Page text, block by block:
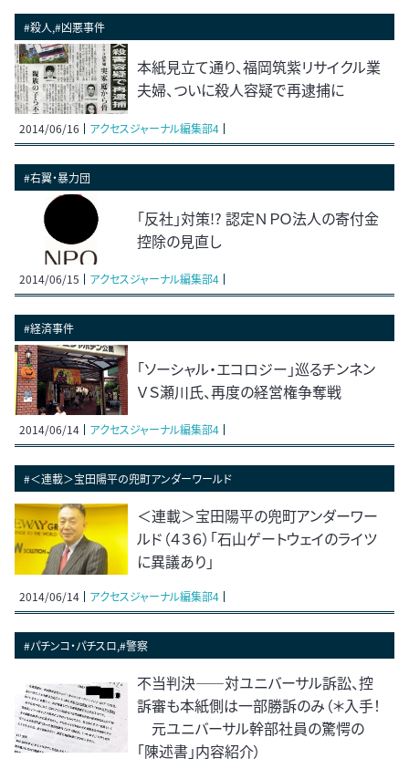
#殺人,#凶悪事件
本紙見立て通り、福岡筑紫リサイクル業
夫婦、ついに殺人容疑で再逮捕に
2014/06/16 アクセスジャーナル編集部4
#右翼・暴力団
「反社」対策!? 認定ＮＰＯ法人の寄付金
控除の見直し
2014/06/15 アクセスジャーナル編集部4
#経済事件
「ソーシャル・エコロジー」巡るチンネン
ＶＳ瀬川氏、再度の経営権争奪戦
2014/06/14 アクセスジャーナル編集部4
#＜連載＞宝田陽平の兜町アンダーワールド
＜連載＞宝田陽平の兜町アンダーワー
ルド（４３６）「石山ゲートウェイのライツ
に異議あり」
2014/06/14 アクセスジャーナル編集部4
#パチンコ・パチスロ,#警察
不当判決――対ユニバーサル訴訟、控
訴審も本紙側は一部勝訴のみ（＊入手！
元ユニバーサル幹部社員の驚愕の
「陳述書」内容紹介）